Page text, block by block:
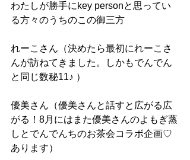
わたしが勝手にkey personと思ってい
る方々のうちのこの御三方
れーこさん（決めたら最初にれーこさ
んが訪ねてきました。しかもでんでん
と同じ数秘11♪ ）
優美さん（優美さんと話すと広がる広
がる！8月にはまた優美さんのよもぎ蒸
しとでんでんちのお茶会コラボ企画♡
あります）